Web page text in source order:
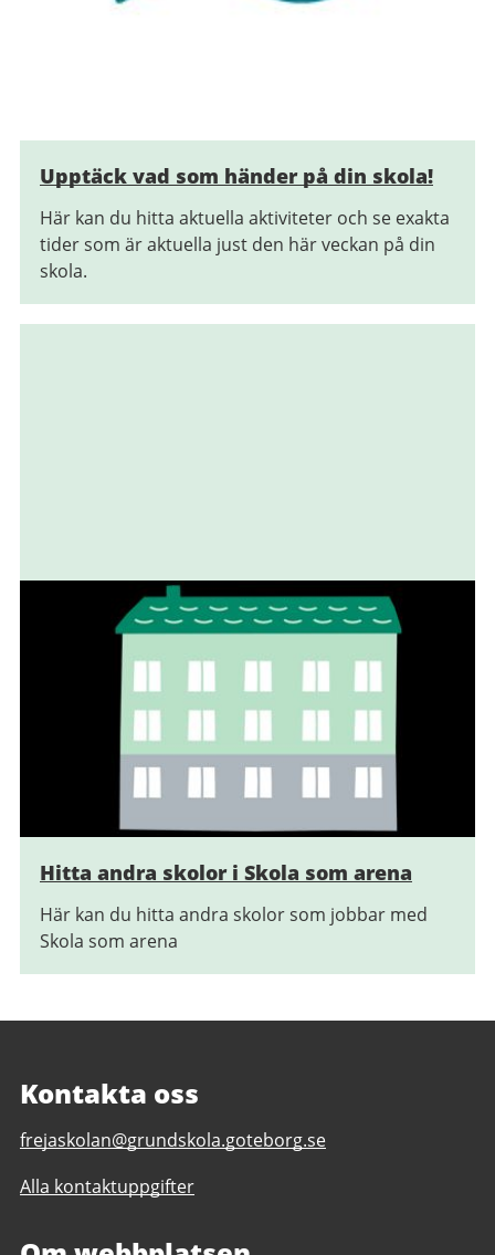
Upptäck vad som händer på din skola!
Här kan du hitta aktuella aktiviteter och se exakta
tider som är aktuella just den här veckan på din
skola.
Hitta andra skolor i Skola som arena
Här kan du hitta andra skolor som jobbar med
Skola som arena
Kontakta oss
E-
till
F-
frejaskolan@grundskola.goteborg.se
Alla kontaktuppgifter